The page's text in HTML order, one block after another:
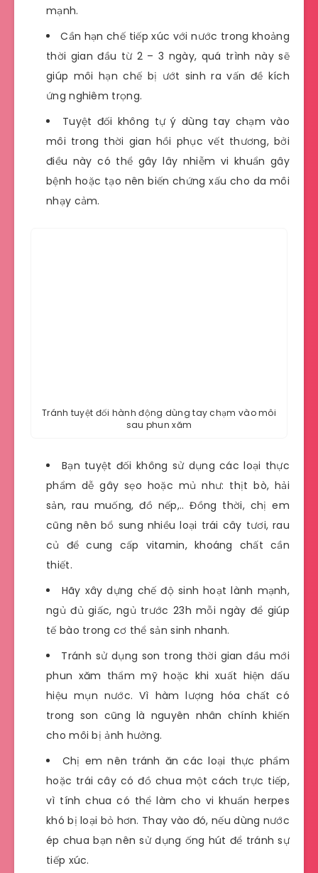
mạnh.
Cần hạn chế tiếp xúc với nước trong khoảng
thời gian đầu từ 2 – 3 ngày, quá trình này sẽ
giúp môi hạn chế bị ướt sinh ra vấn đề kích
ứng nghiêm trọng.
Tuyệt đối không tự ý dùng tay chạm vào
môi trong thời gian hồi phục vết thương, bởi
điều này có thể gây lây nhiễm vi khuẩn gây
bệnh hoặc tạo nên biến chứng xấu cho da môi
nhạy cảm.
Tránh tuyệt đối hành động dùng tay chạm vào môi
sau phun xăm
Bạn tuyệt đối không sử dụng các loại thực
phẩm dễ gây sẹo hoặc mủ như: thịt bò, hải
sản, rau muống, đồ nếp,.. Đồng thời, chị em
cũng nên bổ sung nhiều loại trái cây tươi, rau
củ để cung cấp vitamin, khoáng chất cần
thiết.
Hãy xây dựng chế độ sinh hoạt lành mạnh,
ngủ đủ giấc, ngủ trước 23h mỗi ngày để giúp
tế bào trong cơ thể sản sinh nhanh.
Tránh sử dụng son trong thời gian đầu mới
phun xăm thẩm mỹ hoặc khi xuất hiện dấu
hiệu mụn nước. Vì hàm lượng hóa chất có
trong son cũng là nguyên nhân chính khiến
cho môi bị ảnh hưởng.
Chị em nên tránh ăn các loại thực phẩm
hoặc trái cây có đồ chua một cách trực tiếp,
vì tính chua có thể làm cho vi khuẩn herpes
khó bị loại bỏ hơn. Thay vào đó, nếu dùng nước
ép chua bạn nên sử dụng ống hút để tránh sự
tiếp xúc.